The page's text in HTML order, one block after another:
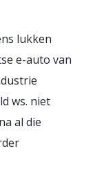
lukken
e-auto van
ws. niet
al die